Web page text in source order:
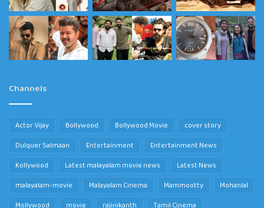
Channels
Actor Vijay Bollywood Bollywood Movie
cover story
Dulquer Salmaan
Entertainment
Entertainment News
Kollywood
Latest malayalam movie news
Latest News
malayalam-movie
Malayalam Cinema Mammootty
Mohanlal
Mollywood
movie rajinikanth Tamil Cinema